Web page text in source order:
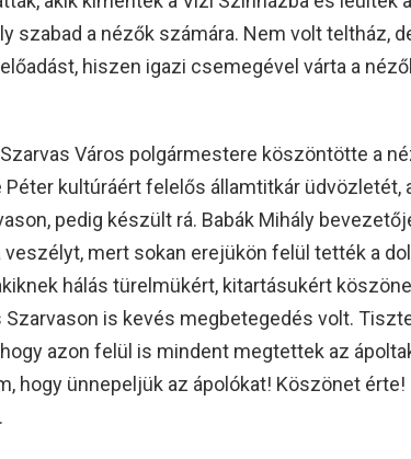
szabad a nézők számára. Nem volt teltház,
hiszen igazi csemegével várta a
Város polgármestere köszöntötte a
Péter kultúráért felelős államtitkár üdvözletét,
pedig készült rá. Babák Mihály
mert sokan erejükön felül tették a
hálás türelmükért, kitartásukért
Szarvason is kevés megbetegedés volt.
azon felül is mindent megtettek az
hogy ünnepeljük az ápolókat! Köszönet